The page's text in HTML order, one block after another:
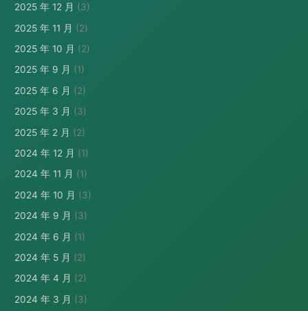
2025 年 12 月 (3)
2025 年 11 月 (2)
2025 年 10 月 (2)
2025 年 9 月 (1)
2025 年 6 月 (2)
2025 年 3 月 (3)
2025 年 2 月 (2)
2024 年 12 月 (1)
2024 年 11 月 (1)
2024 年 10 月 (3)
2024 年 9 月 (3)
2024 年 6 月 (1)
2024 年 5 月 (2)
2024 年 4 月 (2)
2024 年 3 月 (3)